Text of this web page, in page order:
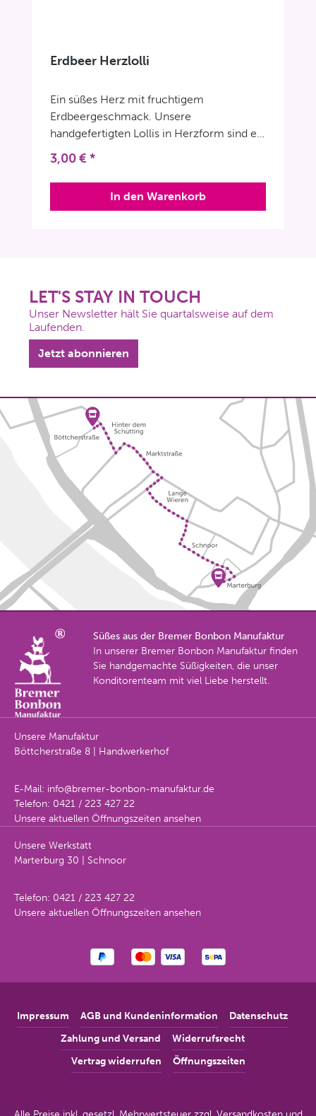
Erdbeer Herzlolli
Ein süßes Herz mit fruchtigem
Erdbeergeschmack. Unsere
handgefertigten Lollis in Herzform sind ein
Regulärer Preis:
3,00 € *
In den Warenkorb
LET'S STAY IN TOUCH
Unser Newsletter hält Sie quartalsweise auf dem
Laufenden.
Jetzt abonnieren
Süßes aus der Bremer Bonbon Manufaktur
In unserer Bremer Bonbon Manufaktur finden
Sie handgemachte Süßigkeiten, die unser
Konditorenteam mit viel Liebe herstellt.
Unsere Manufaktur
Böttcherstraße 8 | Handwerkerhof
E-Mail: info@bremer-bonbon-manufaktur.de
Telefon: 0421 / 223 427 22
Unsere aktuellen Öffnungszeiten ansehen
Unsere Werkstatt
Marterburg 30 | Schnoor
Telefon: 0421 / 223 427 22
Unsere aktuellen Öffnungszeiten ansehen
Impressum AGB und Kundeninformation
Datenschutz
Zahlung und Versand
Widerrufsrecht
Vertrag widerrufen
Öffnungszeiten